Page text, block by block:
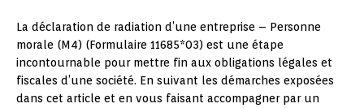
La déclaration de radiation d’une entreprise – Personne
morale (M4) (Formulaire 11685*03) est une étape
incontournable pour mettre fin aux obligations légales et
fiscales d’une société. En suivant les démarches exposées
dans cet article et en vous faisant accompagner par un